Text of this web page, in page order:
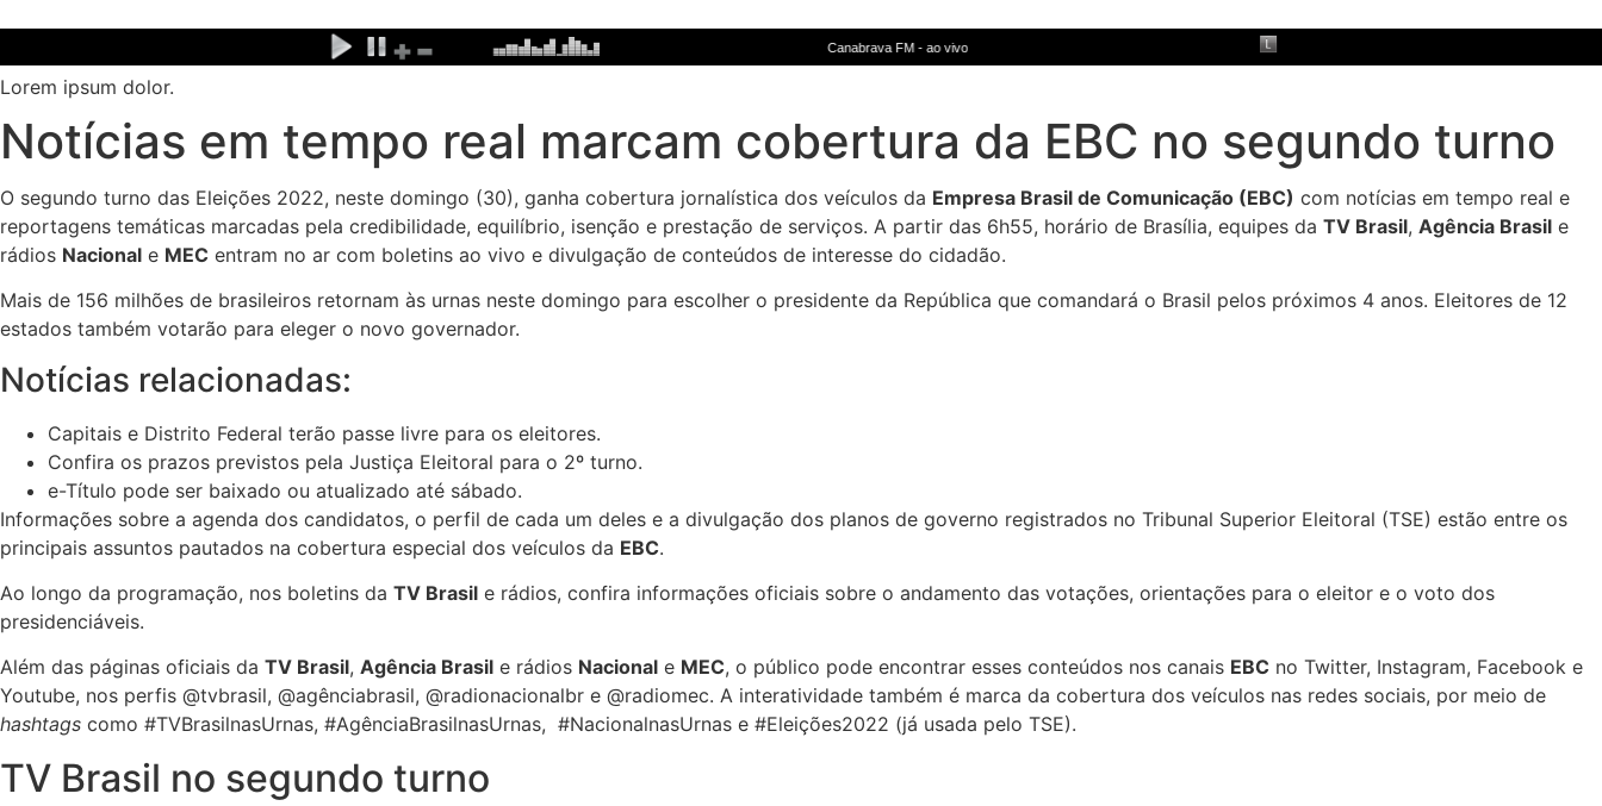
o
conteúdo
Lorem ipsum dolor.
Notícias em tempo real marcam cobertura da EBC no segundo turno
O segundo turno das Eleições 2022, neste domingo (30), ganha cobertura jornalística dos veículos da Empresa Brasil de Comunicação (EBC) com notícias em tempo real e
reportagens temáticas marcadas pela credibilidade, equilíbrio, isenção e prestação de serviços. A partir das 6h55, horário de Brasília, equipes da TV Brasil, Agência Brasil e
rádios Nacional e MEC entram no ar com boletins ao vivo e divulgação de conteúdos de interesse do cidadão.
Mais de 156 milhões de brasileiros retornam às urnas neste domingo para escolher o presidente da República que comandará o Brasil pelos próximos 4 anos. Eleitores de 12
estados também votarão para eleger o novo governador.
Notícias relacionadas:
Capitais e Distrito Federal terão passe livre para os eleitores.
Confira os prazos previstos pela Justiça Eleitoral para o 2º turno.
e-Título pode ser baixado ou atualizado até sábado.
Informações sobre a agenda dos candidatos, o perfil de cada um deles e a divulgação dos planos de governo registrados no Tribunal Superior Eleitoral (TSE) estão entre os
principais assuntos pautados na cobertura especial dos veículos da EBC.
Ao longo da programação, nos boletins da TV Brasil e rádios, confira informações oficiais sobre o andamento das votações, orientações para o eleitor e o voto dos
presidenciáveis.
Além das páginas oficiais da TV Brasil, Agência Brasil e rádios Nacional e MEC, o público pode encontrar esses conteúdos nos canais EBC no Twitter, Instagram, Facebook e
Youtube, nos perfis @tvbrasil, @agênciabrasil, @radionacionalbr e @radiomec. A interatividade também é marca da cobertura dos veículos nas redes sociais, por meio de
hashtags como #TVBrasilnasUrnas, #AgênciaBrasilnasUrnas, #NacionalnasUrnas e #Eleições2022 (já usada pelo TSE).
TV Brasil no segundo turno